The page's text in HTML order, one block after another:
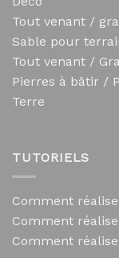
Tout venant /
Sable pour
Tout venant /
Pierres à bâtir /
Terre
TUTORIELS
Comment
Comment
Comment